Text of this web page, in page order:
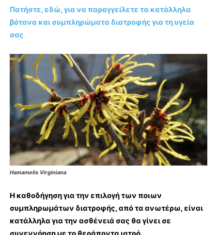
Πατήστε, εδώ, για να παραγγείλετε τα κατάλληλα
βότανα και συμπληρώματα διατροφής για τη υγεία
σας
Hamamelis Virginiana
Η καθοδήγηση για την επιλογή των ποιων
συμπληρωμάτων διατροφής, από τα ανωτέρω, είναι
κατάλληλα για την ασθένειά σας θα γίνει σε